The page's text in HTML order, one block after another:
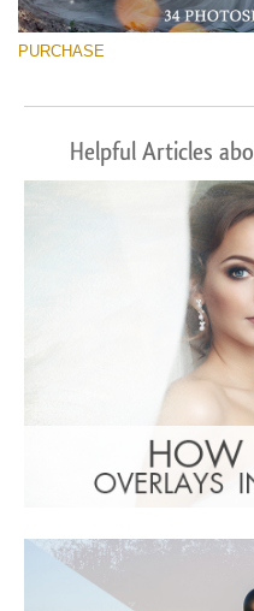
PURCHASE
Helpful Articles